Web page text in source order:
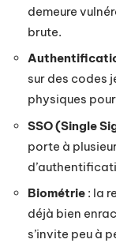
demeure
brute.
sur des codes
physiques
SSO (Single
porte à
Biométrie : la
déjà bien
s’invite peu à